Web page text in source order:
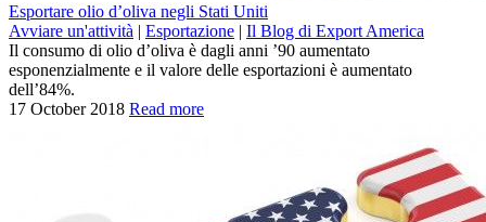
Esportare olio d’oliva negli Stati Uniti
Avviare un'attività | Esportazione | Il Blog di Export America
Il consumo di olio d’oliva è dagli anni ’90 aumentato
esponenzialmente e il valore delle esportazioni è aumentato
dell’84%.
17 October 2018 Read more